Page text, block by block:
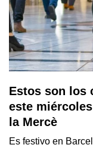
Estos son los
este
la Mercè
Es festivo en